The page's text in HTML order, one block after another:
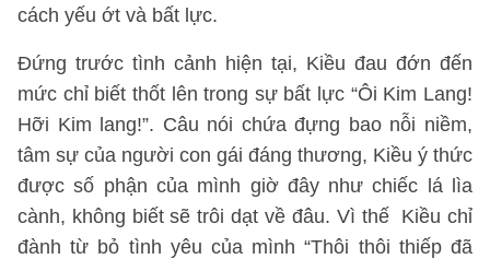
cách yếu ớt và bất lực.
Đứng trước tình cảnh hiện tại, Kiều đau đớn đến
mức chỉ biết thốt lên trong sự bất lực “Ôi Kim Lang!
Hỡi Kim lang!”. Câu nói chứa đựng bao nỗi niềm,
tâm sự của người con gái đáng thương, Kiều ý thức
được số phận của mình giờ đây như chiếc lá lìa
cành, không biết sẽ trôi dạt về đâu. Vì thế Kiều chỉ
đành từ bỏ tình yêu của mình “Thôi thôi thiếp đã